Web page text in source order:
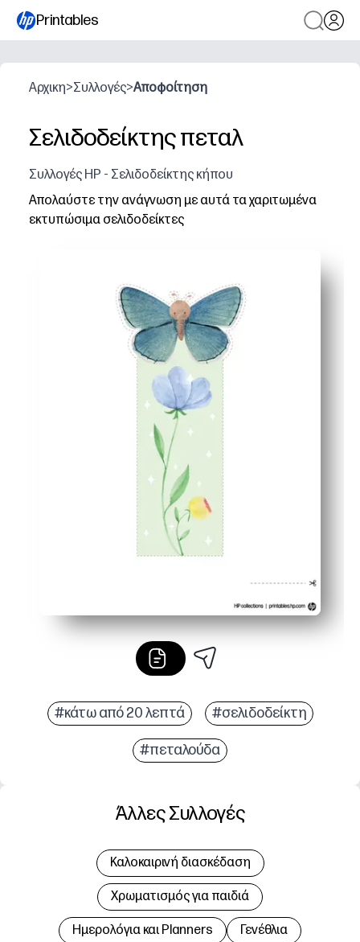
Printables
Αρχικη>Συλλογές>Αποφοίτηση
Σελιδοδείκτης πεταλ
Συλλογές HP - Σελιδοδείκτης κήπου
Απολαύστε την ανάγνωση με αυτά τα χαριτωμένα
εκτυπώσιμα σελιδοδείκτες
#κάτω από 20 λεπτά #σελιδοδείκτη
#πεταλούδα
Άλλες Συλλογές
Καλοκαιρινή διασκέδαση
Χρωματισμός για παιδιά
Hμερολόγια και Planners Γενέθλια